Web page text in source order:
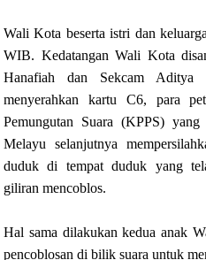
Wali Kota beserta istri dan
WIB. Kedatangan Wali Kota
Hanafiah dan Sekcam Aditya
menyerahkan kartu C6, para
Pemungutan Suara (KPPS)
Melayu selanjutnya
duduk di tempat duduk yang
giliran mencoblos.
Hal sama dilakukan kedua anak
pencoblosan di bilik suara untuk